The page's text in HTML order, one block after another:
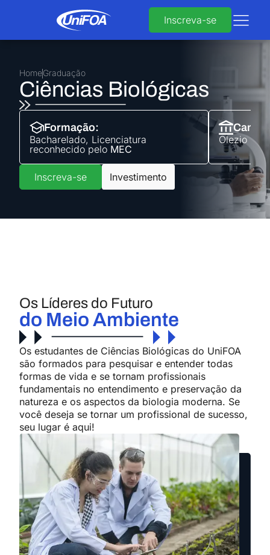
Inscreva-se
HomeGraduação
Ciências Biológicas
Formação:
Bacharelado, Licenciatura
reconhecido pelo MEC
Olezio
Inscreva-se Investimento
Os Líderes do Futuro
do Meio Ambiente
Os estudantes de Ciências Biológicas do UniFOA
são formados para pesquisar e entender todas
formas de vida e se tornam profissionais
fundamentais no entendimento e preservação da
natureza e os aspectos da biologia moderna. Se
você deseja se tornar um profissional de sucesso,
seu lugar é aqui!